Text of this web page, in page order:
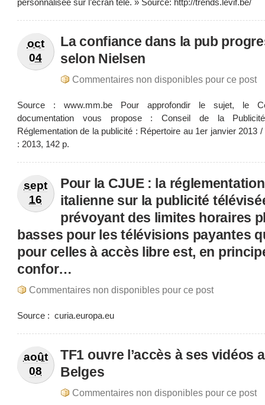
personnalisée sur l’écran télé. » Source: http://trends.levif.be/
oct
04
La confiance dans la pub
selon Nielsen
Commentaires non disponibles pour ce post
Source : www.mm.be Pour approfondir le sujet, le
documentation vous propose : Conseil de la
Réglementation de la publicité : Répertoire au 1er janvier 2013
: 2013, 142 p.
sept
16
Pour la CJUE : la réglementation
italienne sur la publicité
prévoyant des limites horaires
basses pour les télévisions payantes
pour celles à accès libre est, en
confor…
Commentaires non disponibles pour ce post
Source : curia.europa.eu
août
08
TF1 ouvre l’accès à ses vidéos
Belges
Commentaires non disponibles pour ce post